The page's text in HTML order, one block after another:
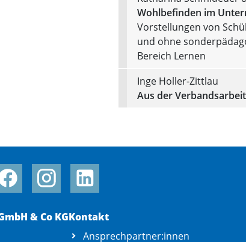
Wohlbefinden im
Vorstellungen von
und ohne
Bereich Lernen
Inge Holler-Zittlau
Aus der Verbandsarbeit
& Co KGKontakt
Ansprechpartner:innen